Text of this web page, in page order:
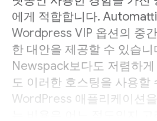
에게 적합합니다.
Wordpress VIP 옵션의 중
한 대안을 제공할 수 있습니
Newspack보다도 저렴하
도 이러한 호스팅을 사용할
WordPress 애플리케이션